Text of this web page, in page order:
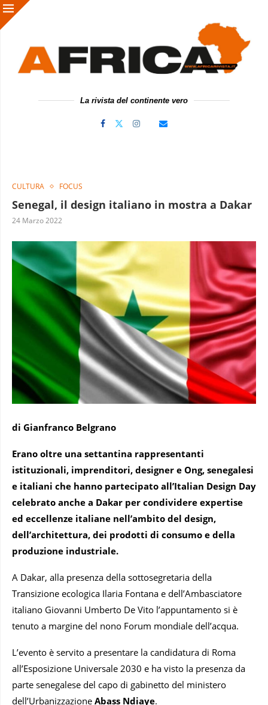
La rivista del continente vero
CULTURA FOCUS
Senegal, il design italiano in mostra a Dakar
24 Marzo 2022
di Gianfranco Belgrano
Erano oltre una settantina rappresentanti
istituzionali, imprenditori, designer e Ong, senegalesi
e italiani che hanno partecipato all’Italian Design Day
celebrato anche a Dakar per condividere expertise
ed eccellenze italiane nell’ambito del design,
dell’architettura, dei prodotti di consumo e della
produzione industriale.
A Dakar, alla presenza della sottosegretaria della
Transizione ecologica Ilaria Fontana e dell’Ambasciatore
italiano Giovanni Umberto De Vito l’appuntamento si è
tenuto a margine del nono Forum mondiale dell’acqua.
L’evento è servito a presentare la candidatura di Roma
all’Esposizione Universale 2030 e ha visto la presenza da
parte senegalese del capo di gabinetto del ministero
dell’Urbanizzazione Abass Ndiaye.